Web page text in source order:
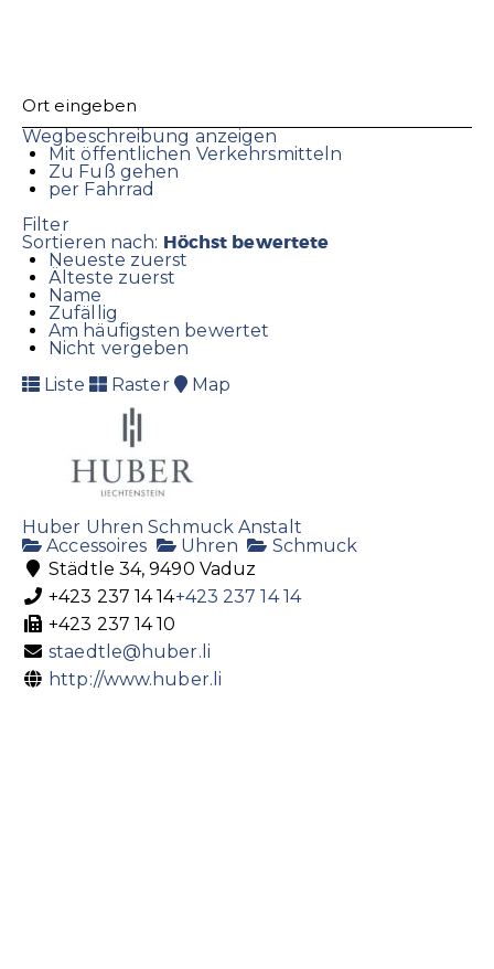
Wegbeschreibung anzeigen
Mit öffentlichen Verkehrsmitteln
Zu Fuß gehen
per Fahrrad
Filter
Sortieren nach: Höchst bewertete
Neueste zuerst
Älteste zuerst
Name
Zufällig
Am häufigsten bewertet
Nicht vergeben
Liste
Raster Map
Huber Uhren Schmuck Anstalt
Accessoires
Uhren
Schmuck
Städtle 34, 9490 Vaduz
+423 237 14 14+423 237 14 14
+423 237 14 10
staedtle@huber.li
http://www.huber.li